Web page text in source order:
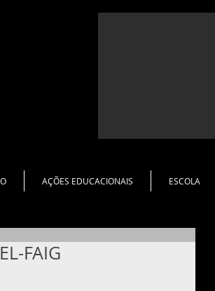
AÇÕES EDUCACIONAIS ESCOLA
FAIG